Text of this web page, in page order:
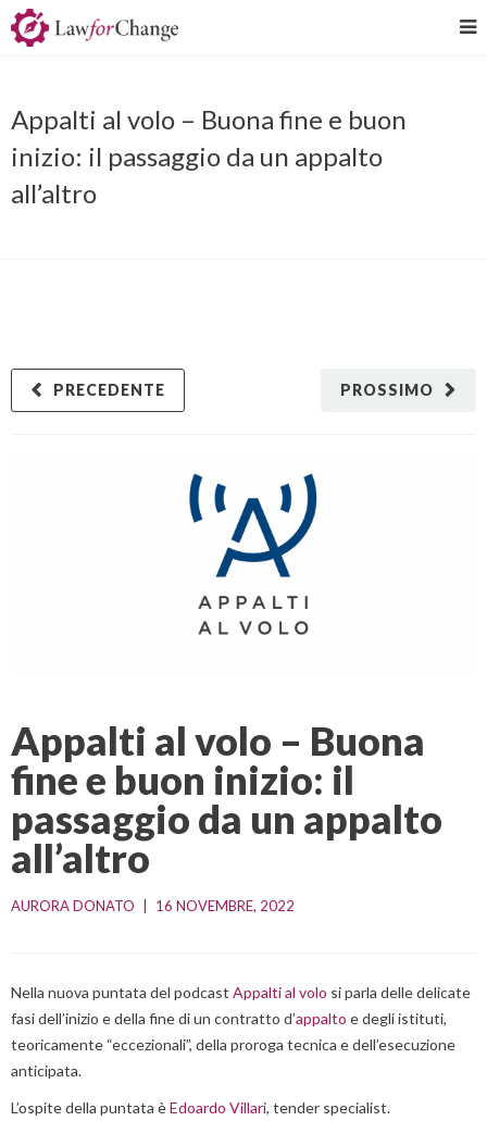
Appalti al volo – Buona fine e buon
inizio: il passaggio da un appalto
all’altro
PROSSIMO
PRECEDENTE
Appalti al volo – Buona
fine e buon inizio: il
passaggio da un appalto
all’altro
AURORA DONATO | 16 NOVEMBRE, 2022
Nella nuova puntata del podcast Appalti al volo si parla delle delicate
fasi dell’inizio e della fine di un contratto d’appalto e degli istituti,
teoricamente “eccezionali”, della proroga tecnica e dell’esecuzione
anticipata.
L’ospite della puntata èEdoardo Villari, tender specialist.